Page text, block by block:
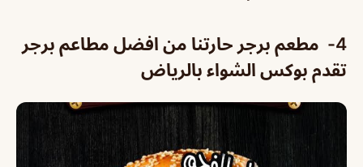
4- مطعم برجر حارتنا من افضل مطاعم برجر
تقدم بوكس الشواء بالرياض